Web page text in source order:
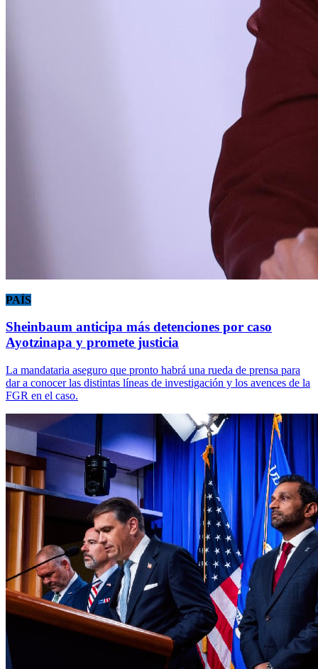
PAÍS
Sheinbaum anticipa más detenciones por caso
Ayotzinapa y promete justicia
La mandataria aseguro que pronto habrá una rueda de prensa para
dar a conocer las distintas líneas de investigación y los avences de la
FGR en el caso.